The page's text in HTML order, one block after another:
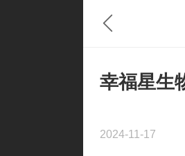
幸福星生
2024-11-17